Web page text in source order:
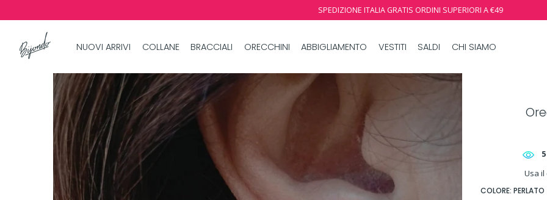
SPEDIZIONE ITALIA GRATIS ORDINI SUPERIORI A €49
NUOVI ARRIVI COLLANE BRACCIALI ORECCHINI ABBIGLIAMENTO VESTITI SALDI CHI SIAMO
5
Usa il
COLORE: PERLATO